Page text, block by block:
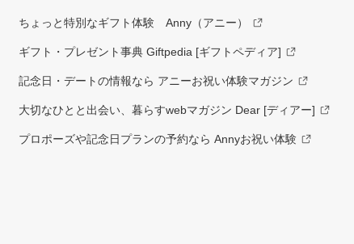
ちょっと特別なギフト体験 Anny（アニー）
ギフト・プレゼント事典 Giftpedia [ギフトペディア]
記念日・デートの情報なら アニーお祝い体験マガジン
大切なひとと出会い、暮らすwebマガジン Dear [ディアー]
プロポーズや記念日プランの予約なら Annyお祝い体験